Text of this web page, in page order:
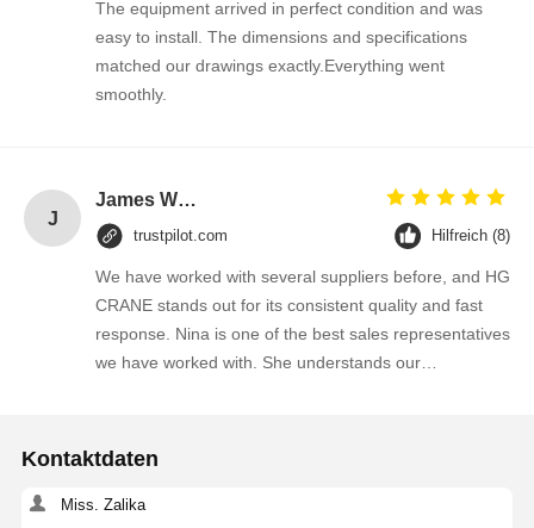
The equipment arrived in perfect condition and was
easy to install. The dimensions and specifications
matched our drawings exactly.Everything went
smoothly.
J
James Wilson
trustpilot.com Hilfreich (8)
We have worked with several suppliers before, and HG
CRANE stands out for its consistent quality and fast
response. Nina is one of the best sales representatives
we have worked with. She understands our
Kontaktdaten
Miss. Zalika